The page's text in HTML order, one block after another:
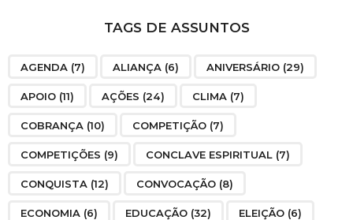
TAGS DE ASSUNTOS
AGENDA (7) ALIANÇA (6) ANIVERSÁRIO (29)
APOIO (11) AÇÕES (24) CLIMA (7)
COBRANÇA (10) COMPETIÇÃO (7)
COMPETIÇÕES (9) CONCLAVE ESPIRITUAL (7)
CONQUISTA (12) CONVOCAÇÃO (8)
ECONOMIA (6) EDUCAÇÃO (32) ELEIÇÃO (6)